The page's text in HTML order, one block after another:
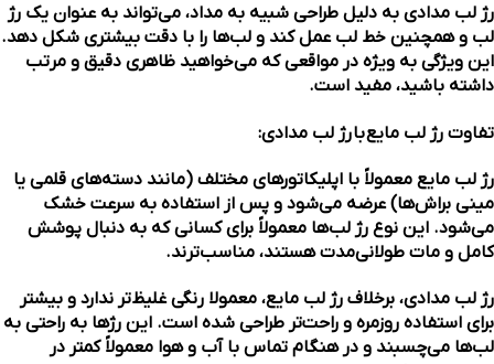
رژ لب مدادی به دلیل طراحی شبیه به مداد، می‌تواند به عنوان یک رژ
لب و همچنین خط لب عمل کند و لب‌ها را با دقت بیشتری شکل دهد.
این ویژگی به ویژه در مواقعی که می‌خواهید ظاهری دقیق و مرتب
داشته باشید، مفید است.
تفاوت رژ لب مایعبارژ لب مدادی:
رژ لب مایع معمولاً با اپلیکاتورهای مختلف (مانند دسته‌های قلمی یا
مینی براش‌ها) عرضه می‌شود و پس از استفاده به سرعت خشک
می‌شود. این نوع رژ لب‌ها معمولاً برای کسانی که به دنبال پوشش
کامل و مات طولانی‌مدت هستند، مناسب‌ترند.
رژ لب مدادی، برخلاف رژ لب مایع، معمولا رنگی غلیظ‌تر ندارد و بیشتر
برای استفاده روزمره و راحت‌تر طراحی شده است. این رژها به راحتی به
لب‌ها می‌چسبند و در هنگام تماس با آب و هوا معمولاً کمتر در